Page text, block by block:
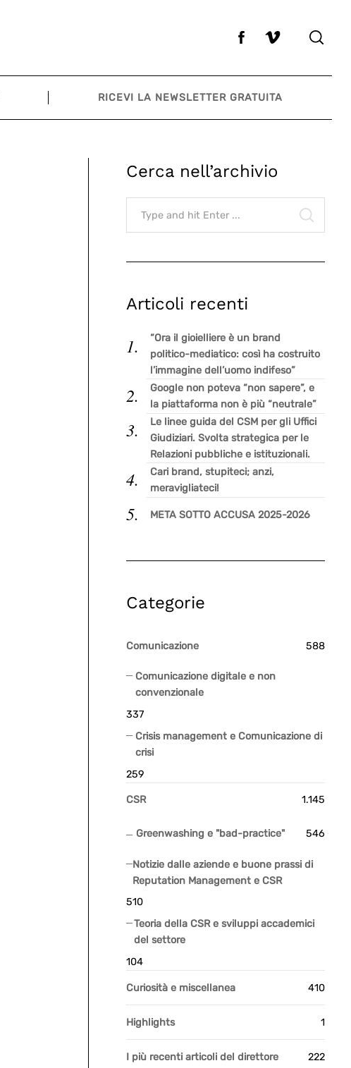
RICEVI LA NEWSLETTER GRATUITA
Cerca nell’archivio
Search
for:
Articoli recenti
“Ora il gioielliere è un brand
politico-mediatico: così ha costruito
l’immagine dell’uomo indifeso”
Google non poteva “non sapere”, e
la piattaforma non è più “neutrale”
Le linee guida del CSM per gli Uffici
Giudiziari. Svolta strategica per le
Relazioni pubbliche e istituzionali.
Cari brand, stupiteci; anzi,
meravigliateci!
META SOTTO ACCUSA 2025-2026
Categorie
Comunicazione 588
Comunicazione digitale e non
convenzionale
337
Crisis management e Comunicazione di
crisi
259
CSR 1.145
Greenwashing e "bad-practice" 546
Notizie dalle aziende e buone prassi di
Reputation Management e CSR
510
Teoria della CSR e sviluppi accademici
del settore
104
Curiosità e miscellanea 410
Highlights 1
I più recenti articoli del direttore 222